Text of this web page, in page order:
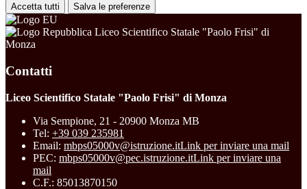
Accetta tutti Salva le preferenze
Liceo Scientifico Statale "Paolo Frisi" di
Monza
Contatti
Liceo Scientifico Statale "Paolo Frisi" di Monza
Via Sempione, 21 - 20900 Monza MB
Tel: +39 039 235981
Email: mbps05000v@istruzione.itLink per inviare una mail
PEC: mbps05000v@pec.istruzione.itLink per inviare una
mail
C.F.: 85013870150